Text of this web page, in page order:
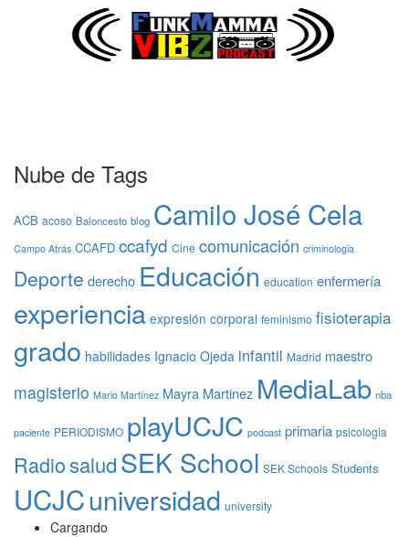
Nube de Tags
ACB acoso Baloncesto blog Camilo José Cela
Campo Atrás CCAFD ccafyd Cine comunicación criminologia
Deporte derecho Educación education enfermería
experiencia expresión corporal feminismo fisioterapia
grado habilidades Ignacio Ojeda infantil Madrid maestro
magisterio Mario Martínez Mayra Martinez MediaLab nba
paciente PERIODISMO playUCJC podcast primaria psicologia
RadiosaludSEK School SEK Schools Students
UCJCuniversidad university
Cargando